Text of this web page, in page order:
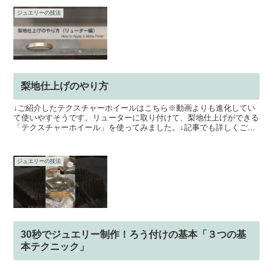
ジュエリーの技法
梨地仕上げのやり方
↓ご紹介したテクスチャーホイールはこちら※動画よりも進化してい
て使いやすそうです。リューターに取り付けて、梨地仕上げができる
「テクスチャーホイール」を使ってみました。↓記事でも詳しくご紹
ジュエリーの技法
30秒でジュエリー制作！ろう付けの基本「３つの基
本テクニック」